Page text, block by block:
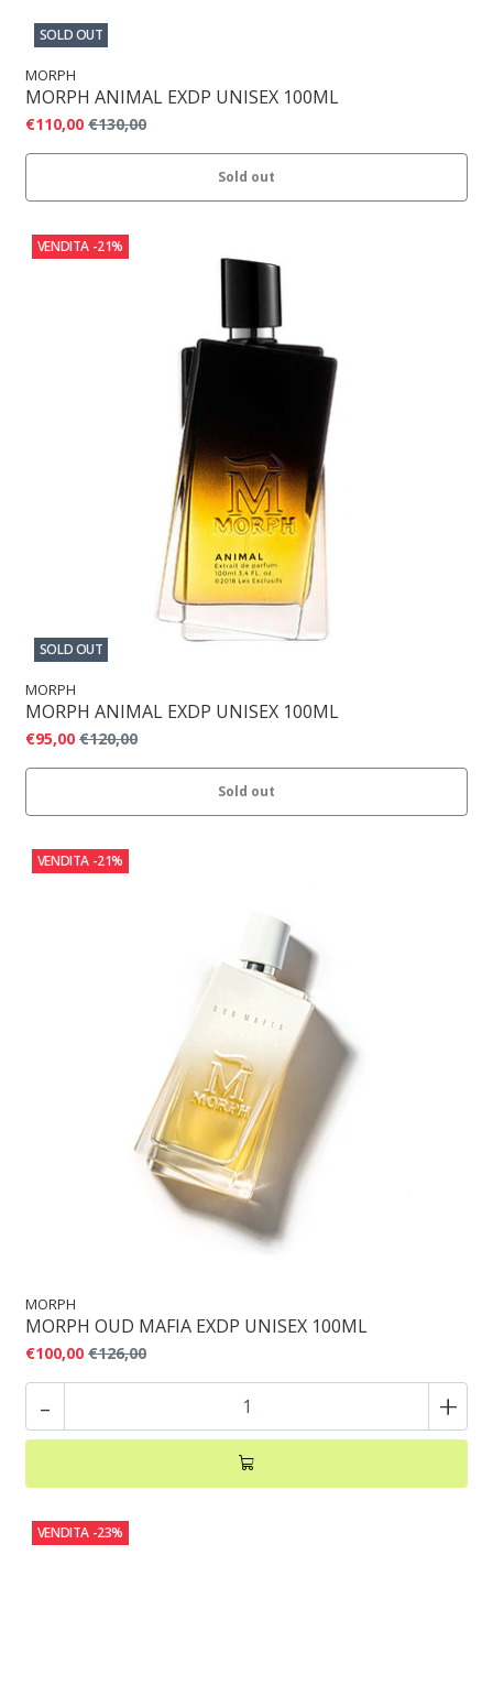
SOLD OUT
MORPH
MORPH ANIMAL EXDP UNISEX 100ML
€110,00 €130,00
Sold out
VENDITA -21%
SOLD OUT
MORPH
MORPH ANIMAL EXDP UNISEX 100ML
€95,00 €120,00
Sold out
VENDITA -21%
MORPH
MORPH OUD MAFIA EXDP UNISEX 100ML
€100,00 €126,00
- +
VENDITA -23%